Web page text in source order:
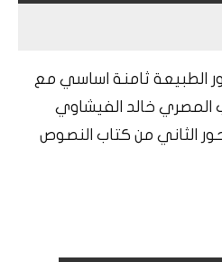
الطبيعة ثامنة اساسي مع
المصري خالد الفيشاوي
الثاني من كتاب النصوص